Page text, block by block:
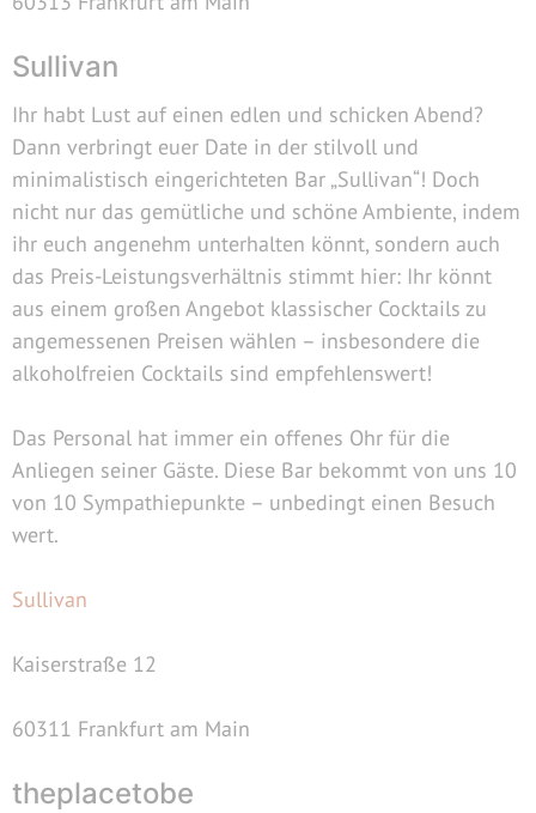
Sullivan
Ihr habt Lust auf einen edlen und schicken Abend?
Dann verbringt euer Date in der stilvoll und
minimalistisch eingerichteten Bar „Sullivan“! Doch
nicht nur das gemütliche und schöne Ambiente, indem
ihr euch angenehm unterhalten könnt, sondern auch
das Preis-Leistungsverhältnis stimmt hier: Ihr könnt
aus einem großen Angebot klassischer Cocktails zu
angemessenen Preisen wählen – insbesondere die
alkoholfreien Cocktails sind empfehlenswert!
Das Personal hat immer ein offenes Ohr für die
Anliegen seiner Gäste. Diese Bar bekommt von uns 10
von 10 Sympathiepunkte – unbedingt einen Besuch
wert.
Sullivan
Kaiserstraße 12
60311 Frankfurt am Main
theplacetobe